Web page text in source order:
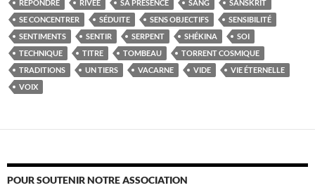
RÉPONDRE RIVÉE SA PRÉSENCE SANG
SANSKRIT
SE CONCENTRER
SÉDUITE SENS OBJECTIFS
SENSIBILITÉ
SENTIMENTS
SENTIR SERPENT SHÉKINA
SOI
TECHNIQUE
TITRE TOMBEAU
TORRENT COSMIQUE
TRADITIONS
UN TIERS VACARNE VIDE
VIE ÉTERNELLE
VOIX
POUR SOUTENIR NOTRE ASSOCIATION